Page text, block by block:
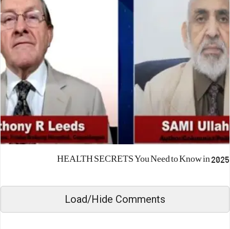
HEALTH SECRETS You Need to Know in 2025
Load/Hide Comments